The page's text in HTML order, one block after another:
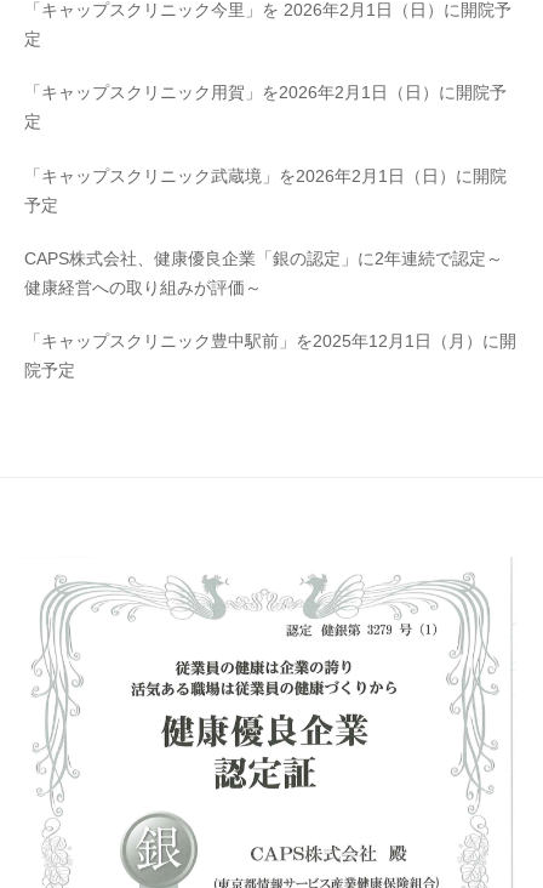
「キャップスクリニック今里」を 2026年2月1日（日）に開院予
定
「キャップスクリニック用賀」を2026年2月1日（日）に開院予
定
「キャップスクリニック武蔵境」を2026年2月1日（日）に開院
予定
CAPS株式会社、健康優良企業「銀の認定」に2年連続で認定～
健康経営への取り組みが評価～
「キャップスクリニック豊中駅前」を2025年12月1日（月）に開
院予定